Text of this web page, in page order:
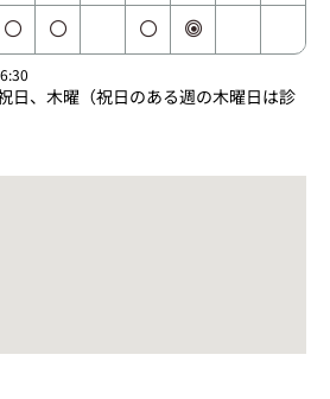
日、木曜（祝日のある週の木曜日は診